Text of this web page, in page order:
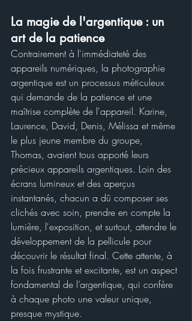
La magie de l'argentique : un
art de la patience
Contrairement à l'immédiateté des
appareils numériques, la photographie
argentique est un processus méticuleux
qui demande de la patience et une
maîtrise complète de l'appareil. Karine,
Laurence, David, Denis, Mélissa et même
le plus jeune membre du groupe,
Thomas, avaient tous apporté leurs
précieux appareils argentiques. Loin des
écrans lumineux et des aperçus
instantanés, chacun a dû composer ses
clichés avec soin, prendre en compte la
lumière, l'exposition, et surtout, attendre le
développement de la pellicule pour
découvrir le résultat final. Cette attente, à
la fois frustrante et excitante, est un aspect
fondamental de l’argentique, qui confère
à chaque photo une valeur unique,
presque mystique.